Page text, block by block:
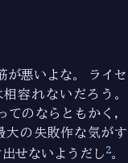
悪いよな。 ライセ
容れないだろう。
のならともかく，
の失敗作な気がす
せないようだし2。